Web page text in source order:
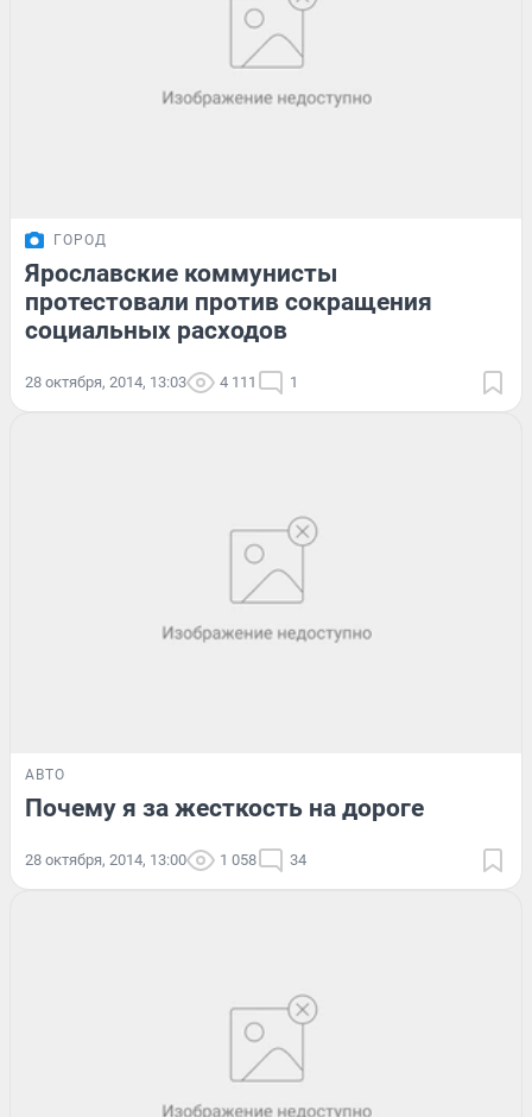
ГОРОД
Ярославские коммунисты
протестовали против сокращения
социальных расходов
28 октября, 2014, 13:03 4 111 1
АВТО
Почему я за жесткость на дороге
28 октября, 2014, 13:00 1 058 34